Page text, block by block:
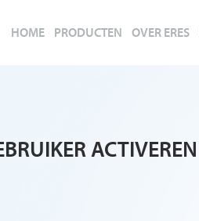
HOME PRODUCTEN OVER ERES
ACTIVEREN